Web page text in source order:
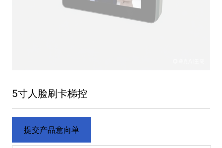
5寸人脸刷卡梯控
提交产品意向单